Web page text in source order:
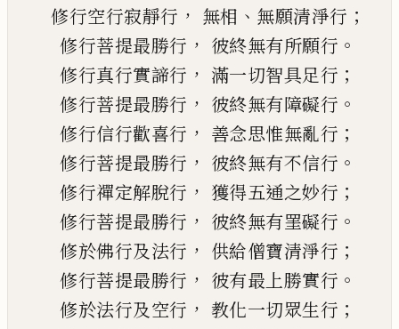
修行空行寂靜行 ， 無相 、 無願清淨行 ；
修行菩提最勝行 ， 彼終無有所願行 。
修行真行實諦行 ， 滿一切智具足行 ；
修行菩提最勝行 ， 彼終無有障礙行 。
修行信行歡喜行 ， 善念思惟無亂行 ；
修行菩提最勝行 ， 彼終無有不信行 。
修行禪定解脫行 ， 獲得五通之妙行 ；
修行菩提最勝行 ， 彼終無有罣礙行 。
修於佛行及法行 ， 供給僧寶清淨行 ；
修行菩提最勝行 ， 彼有最上勝實行 。
修於法行及空行 ， 教化一切眾生行 ；